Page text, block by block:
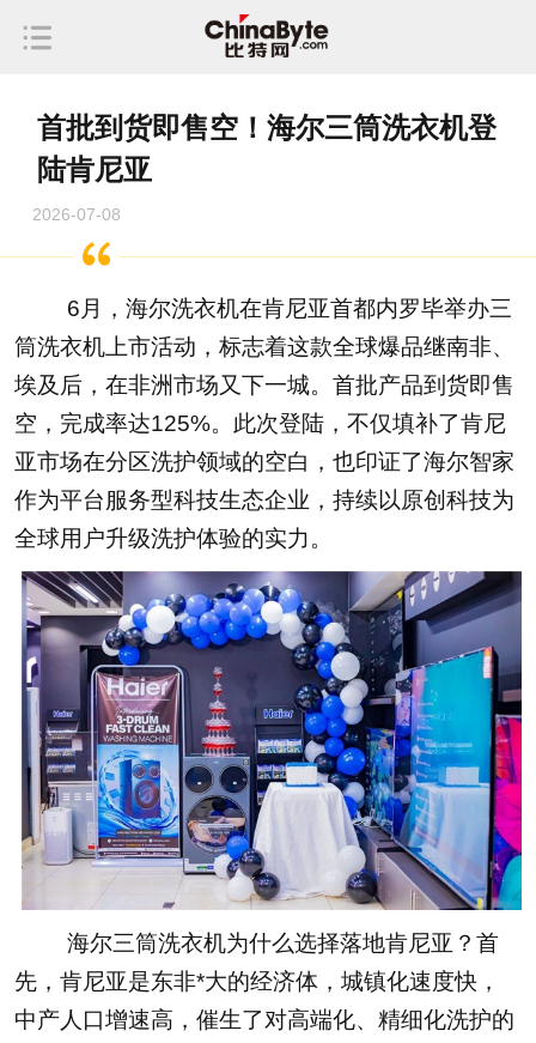
首批到货即售空！海尔三筒洗衣机登
陆肯尼亚
2026-07-08
6月，海尔洗衣机在肯尼亚首都内罗毕举办三
筒洗衣机上市活动，标志着这款全球爆品继南非、
埃及后，在非洲市场又下一城。首批产品到货即售
空，完成率达125%。此次登陆，不仅填补了肯尼
亚市场在分区洗护领域的空白，也印证了海尔智家
作为平台服务型科技生态企业，持续以原创科技为
全球用户升级洗护体验的实力。
海尔三筒洗衣机为什么选择落地肯尼亚？首
先，肯尼亚是东非*大的经济体，城镇化速度快，
中产人口增速高，催生了对高端化、精细化洗护的